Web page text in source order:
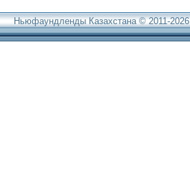
Ньюфаундленды Казахстана © 2011-2026